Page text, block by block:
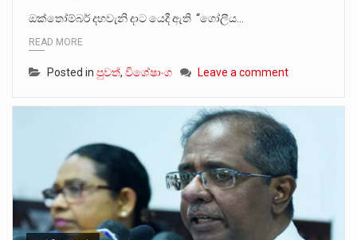
ඔක්තෝම්බර් දහවැනි දාට යෙදී ඇති “ගෝලීය…
READ MORE
Posted in පුවත්, විශේෂාංග Leave a comment